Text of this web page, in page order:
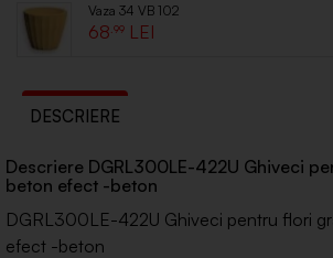
Vaza 34 VB 102
68 .99
DESCRIERE
Descriere DGRL300LE-422U Ghiveci
beton efect -beton
DGRL300LE-422U Ghiveci pentru flori
efect -beton